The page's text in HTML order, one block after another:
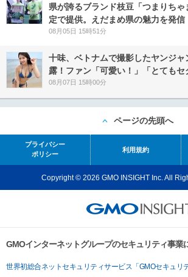
県が誇るブランド枝豆「つまりち
定で提供。えだまめ県の魅力を発信
08月05日 15時51分
十味、ベトナムで撮影したヤンジャ
露！ファン「可愛い！」「とてもセ
08月07日 15時00分
ページの先頭へ
プライバシー
ポリシー
利用規約
Copyright © 2026 GMO INSIGHT Inc. All
GMOインターネットグループのセキュリティ事業
世界初総合ネットセキュリティサービス「GMOセキュリ